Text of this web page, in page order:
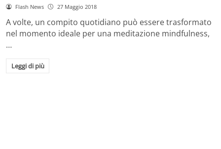
Flash News 27 Maggio 2018
A volte, un compito quotidiano può essere trasformato
nel momento ideale per una meditazione mindfulness,
…
Leggi di più